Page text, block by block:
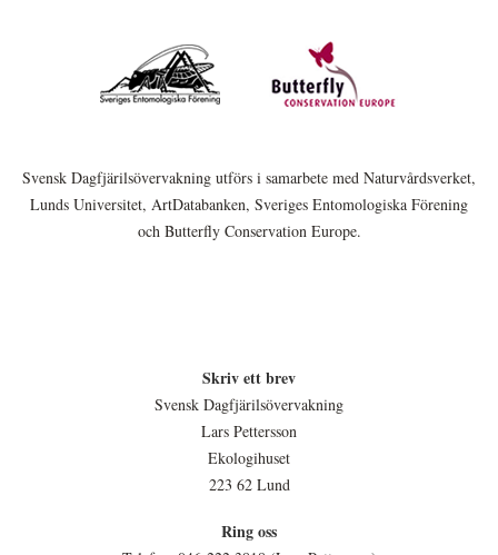
Svensk Dagfjärilsövervakning utförs i samarbete med Naturvårdsverket,
Lunds Universitet, ArtDatabanken, Sveriges Entomologiska Förening
och Butterfly Conservation Europe.
Skriv ett brev
Svensk Dagfjärilsövervakning
Lars Pettersson
Ekologihuset
223 62 Lund
Ring oss